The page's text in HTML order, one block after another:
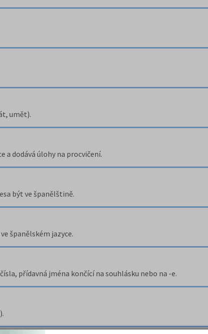
umět).
a dodává úlohy na procvičení.
být ve španělštině.
španělském jazyce.
přídavná jména končící na souhlásku nebo na -e.